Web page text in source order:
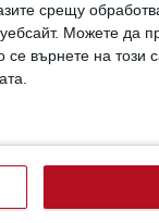
срещу
Можете да
върнете на този